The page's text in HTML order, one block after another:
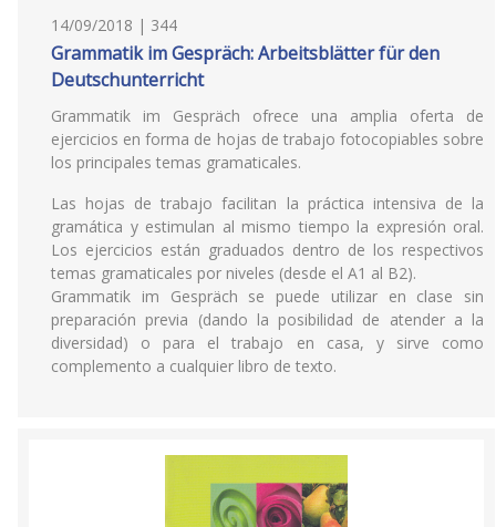
14/09/2018 | 344
Grammatik im Gespräch: Arbeitsblätter für den
Deutschunterricht
Grammatik im Gespräch ofrece una amplia oferta de
ejercicios en forma de hojas de trabajo fotocopiables sobre
los principales temas gramaticales.
Las hojas de trabajo facilitan la práctica intensiva de la
gramática y estimulan al mismo tiempo la expresión oral.
Los ejercicios están graduados dentro de los respectivos
temas gramaticales por niveles (desde el A1 al B2).
Grammatik im Gespräch se puede utilizar en clase sin
preparación previa (dando la posibilidad de atender a la
diversidad) o para el trabajo en casa, y sirve como
complemento a cualquier libro de texto.